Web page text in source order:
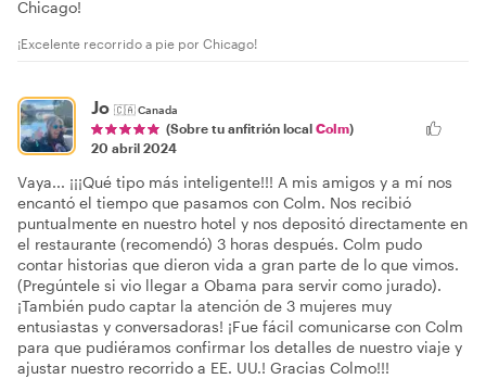
Chicago!
¡Excelente recorrido a pie por Chicago!
Jo 🇨🇦Canada
(Sobre tu anfitrión local Colm)
20 abril 2024
Vaya... ¡¡¡Qué tipo más inteligente!!! A mis amigos y a mí nos
encantó el tiempo que pasamos con Colm. Nos recibió
puntualmente en nuestro hotel y nos depositó directamente en
el restaurante (recomendó) 3 horas después. Colm pudo
contar historias que dieron vida a gran parte de lo que vimos.
(Pregúntele si vio llegar a Obama para servir como jurado).
¡También pudo captar la atención de 3 mujeres muy
entusiastas y conversadoras! ¡Fue fácil comunicarse con Colm
para que pudiéramos confirmar los detalles de nuestro viaje y
ajustar nuestro recorrido a EE. UU.! Gracias Colmo!!!